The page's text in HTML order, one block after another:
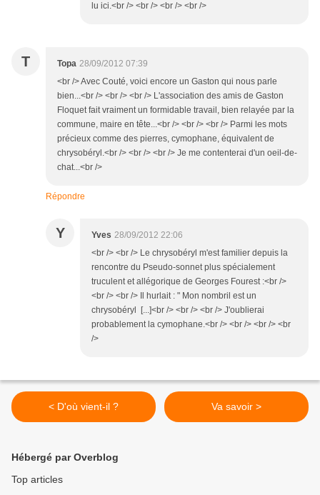
lu ici.<br /> <br /> <br /> <br />
T Topa 28/09/2012 07:39
<br /> Avec Couté, voici encore un Gaston qui nous parle
bien...<br /> <br /> <br /> L'association des amis de Gaston
Floquet fait vraiment un formidable travail, bien relayée par la
commune, maire en tête...<br /> <br /> <br /> Parmi les mots
précieux comme des pierres, cymophane, équivalent de
chrysobéryl.<br /> <br /> <br /> Je me contenterai d'un oeil-de-
chat...<br />
Répondre
Y Yves 28/09/2012 22:06
<br /> <br /> Le chrysobéryl m'est familier depuis la
rencontre du Pseudo-sonnet plus spécialement
truculent et allégorique de Georges Fourest :<br />
<br /> <br /> Il hurlait : " Mon nombril est un
chrysobéryl [...]<br /> <br /> <br /> J'oublierai
probablement la cymophane.<br /> <br /> <br /> <br
/>
< D'où vient-il ? Va savoir >
Hébergé par Overblog
Top articles